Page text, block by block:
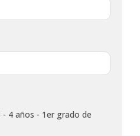
- 4 años - 1er grado de